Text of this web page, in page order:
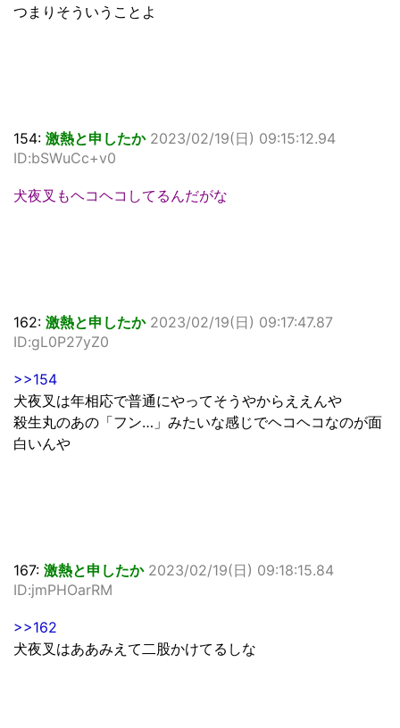
つまりそういうことよ
154: 激熱と申したか 2023/02/19(日) 09:15:12.94
ID:bSWuCc+v0
犬夜叉もヘコヘコしてるんだがな
162: 激熱と申したか 2023/02/19(日) 09:17:47.87
ID:gL0P27yZ0
>>154
犬夜叉は年相応で普通にやってそうやからええんや
殺生丸のあの「フン…」みたいな感じでヘコヘコなのが面
白いんや
167: 激熱と申したか 2023/02/19(日) 09:18:15.84
ID:jmPHOarRM
>>162
犬夜叉はああみえて二股かけてるしな